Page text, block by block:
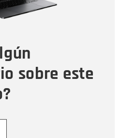
sobre este